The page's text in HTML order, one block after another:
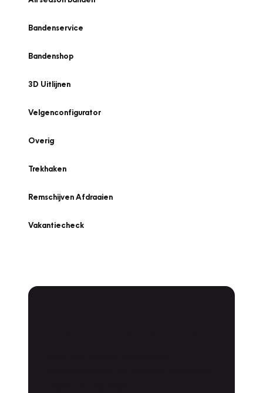
Bandenservice
Bandenshop
3D Uitlijnen
Velgenconfigurator
Overig
Trekhaken
Remschijven Afdraaien
Vakantiecheck